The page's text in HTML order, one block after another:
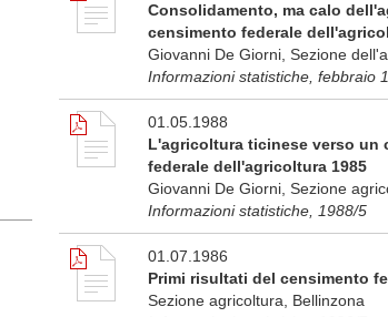
Consolidamento, ma calo
censimento federale
Giovanni De Giorni, Sezione
Informazioni statistiche, febbraio
01.05.1988
L'agricoltura ticinese verso un
federale dell'agricoltura 1985
Giovanni De Giorni, Sezione
Informazioni statistiche, 1988/5
01.07.1986
Primi risultati del censimento
Sezione agricoltura, Bellinzona